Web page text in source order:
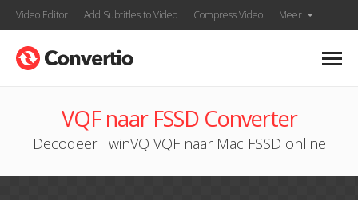
Video Editor Add Subtitles to Video Compress Video Meer
VQF naar FSSD Converter
Decodeer TwinVQ VQF naar Mac FSSD online